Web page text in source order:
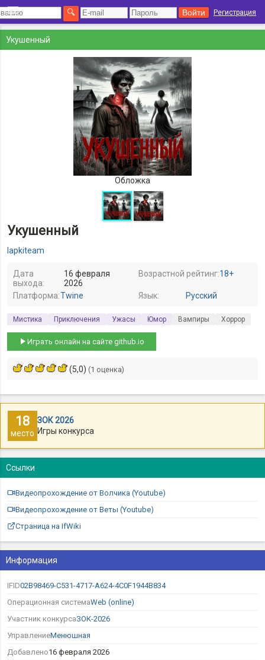
Регистрация
Укушенный
Обложка
Укушенный
lapkiteam
Дата
выхода:
16 февраля
2026
Возрастной рейтинг:18+
Платформа:Twine Язык: Русский
Мистика Приключения Ужасы Юмор Вампиры Хоррор
Играть онлайн на сайте github.io
(5,0) (1 оценка)
18
место
ЗОК 2026
Игры конкурса
Ссылки
Видеопрохождение от Волчика (Youtube)
Видеопрохождение от Веты (Youtube)
Страница на IfWiki
Информация
IFID02B98469-C531-4717-A624-4C0F1944B834
Операционная системаWeb (online)
Участник конкурсаЗОК-2026
УправлениеМенюшная
Добавлено16 февраля 2026